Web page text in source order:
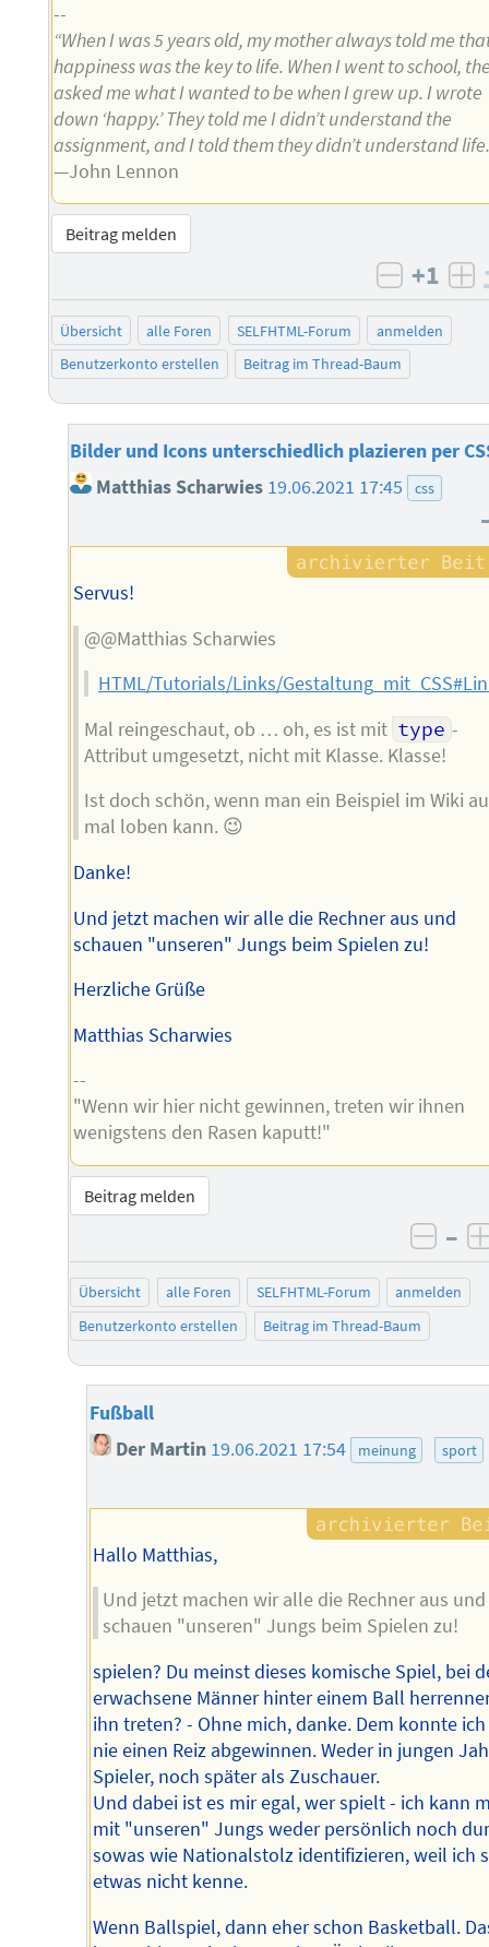
--
“When I was 5 years old, my mother always told me
happiness was the key to life. When I went to school,
asked me what I wanted to be when I grew up. I wrote
down ‘happy.’ They told me I didn’t understand the
assignment, and I told them they didn’t understand
—John Lennon
Beitrag melden
negativ
+1
Übersicht alle Foren SELFHTML-Forum
anmelden
Benutzerkonto erstellen
Beitrag im Thread-Baum
Bilder und Icons unterschiedlich plazieren per
Matthias Scharwies 19.06.2021 17:45 css
Servus!
@@Matthias Scharwies
HTML/Tutorials/Links/
Mal reingeschaut, ob … oh, es ist mit type -
Attribut umgesetzt, nicht mit Klasse. Klasse!
Ist doch schön, wenn man ein Beispiel im Wiki
mal loben kann. 😉
Danke!
Und jetzt machen wir alle die Rechner aus und
schauen "unseren" Jungs beim Spielen zu!
Herzliche Grüße
Matthias Scharwies
--
"Wenn wir hier nicht gewinnen, treten wir ihnen
wenigstens den Rasen kaputt!"
Beitrag melden
–
Übersicht alle Foren SELFHTML-Forum
anmelden
Benutzerkonto erstellen
Beitrag im Thread-Baum
Fußball
Der Martin 19.06.2021 17:54 meinung sport
Hallo Matthias,
Und jetzt machen wir alle die Rechner aus und
schauen "unseren" Jungs beim Spielen zu!
spielen? Du meinst dieses komische Spiel, bei
erwachsene Männer hinter einem Ball
ihn treten? - Ohne mich, danke. Dem konnte
nie einen Reiz abgewinnen. Weder in jungen
Spieler, noch später als Zuschauer.
Und dabei ist es mir egal, wer spielt - ich kann
mit "unseren" Jungs weder persönlich noch
sowas wie Nationalstolz identifizieren, weil ich
etwas nicht kenne.
Wenn Ballspiel, dann eher schon Basketball.